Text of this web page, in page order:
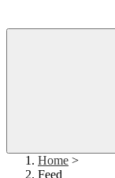
Home >
Feed